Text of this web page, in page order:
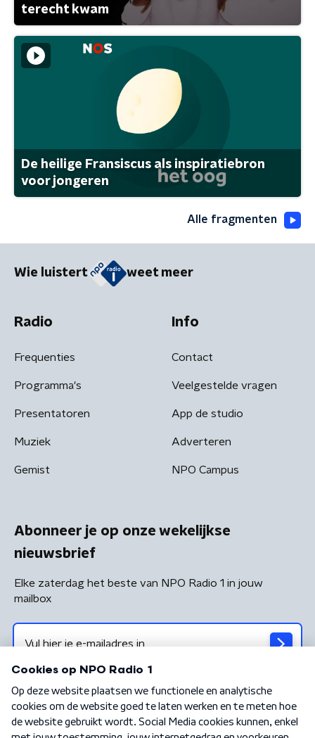
terecht kwam
De heilige Fransiscus als inspiratiebron
voor jongeren
Alle fragmenten
Wie luistert weet meer
Radio
Frequenties
Programma's
Presentatoren
Muziek
Gemist
Info
Contact
Veelgestelde vragen
App de studio
Adverteren
NPO Campus
Abonneer je op onze wekelijkse
nieuwsbrief
Elke zaterdag het beste van NPO Radio 1 in jouw
mailbox
Algemene voorwaarden